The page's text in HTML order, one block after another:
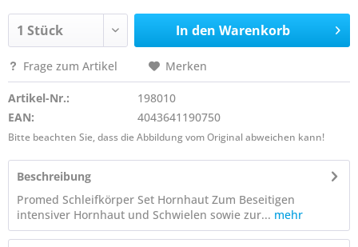
In den Warenkorb
Frage zum Artikel Merken
Artikel-Nr.:
198010
EAN:
4043641190750
Bitte beachten Sie, dass die Abbildung vom Original abweichen kann!
Beschreibung
Promed Schleifkörper Set Hornhaut Zum Beseitigen
intensiver Hornhaut und Schwielen sowie zur... mehr